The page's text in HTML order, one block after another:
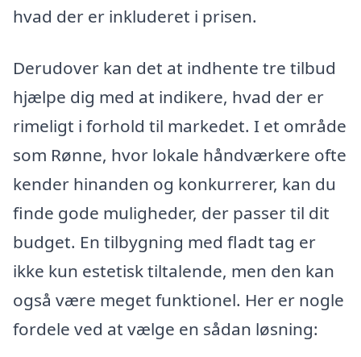
hvad der er inkluderet i prisen.
Derudover kan det at indhente tre tilbud
hjælpe dig med at indikere, hvad der er
rimeligt i forhold til markedet. I et område
som Rønne, hvor lokale håndværkere ofte
kender hinanden og konkurrerer, kan du
finde gode muligheder, der passer til dit
budget. En tilbygning med fladt tag er
ikke kun estetisk tiltalende, men den kan
også være meget funktionel. Her er nogle
fordele ved at vælge en sådan løsning: